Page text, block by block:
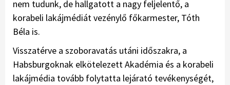
nem tudunk, de hallgatott a nagy feljelentő, a
korabeli lakájmédiát vezénylő főkarmester, Tóth
Béla is.
Visszatérve a szoboravatás utáni időszakra, a
Habsburgoknak elkötelezett Akadémia és a korabeli
lakájmédia tovább folytatta lejárató tevékenységét,